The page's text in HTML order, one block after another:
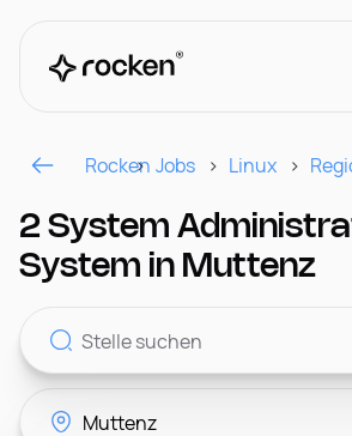
Für Arbeitgeber
Kontakt
Rocken Jobs Linux
2 System
System in Muttenz